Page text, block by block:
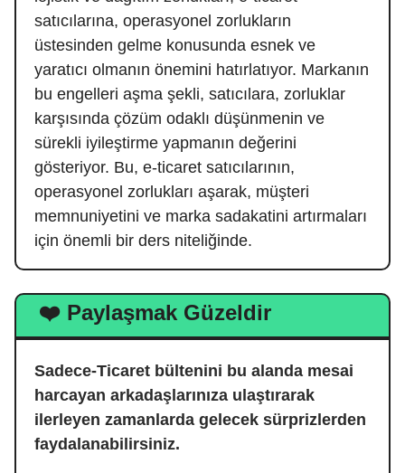
satıcılarına, operasyonel zorlukların
üstesinden gelme konusunda esnek ve
yaratıcı olmanın önemini hatırlatıyor. Markanın
bu engelleri aşma şekli, satıcılara, zorluklar
karşısında çözüm odaklı düşünmenin ve
sürekli iyileştirme yapmanın değerini
gösteriyor. Bu, e-ticaret satıcılarının,
operasyonel zorlukları aşarak, müşteri
memnuniyetini ve marka sadakatini artırmaları
için önemli bir ders niteliğinde.
❤️ Paylaşmak Güzeldir
Sadece-Ticaret bültenini bu alanda mesai
harcayan arkadaşlarınıza ulaştırarak
ilerleyen zamanlarda gelecek sürprizlerden
faydalanabilirsiniz.